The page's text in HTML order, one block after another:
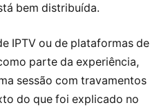
bem distribuída.
IPTV ou de plataformas de
parte da experiência,
sessão com travamentos
do que foi explicado no